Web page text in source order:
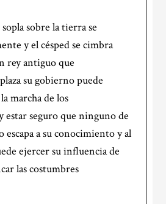
sobre la tierra se
y el césped se cimbra
rey antiguo que
su gobierno puede
marcha de los
estar seguro que ninguno de
escapa a su conocimiento y al
ejercer su influencia de
las costumbres